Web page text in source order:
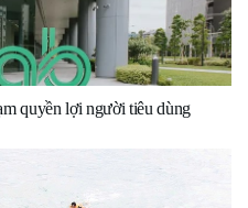
quyền lợi người tiêu dùng